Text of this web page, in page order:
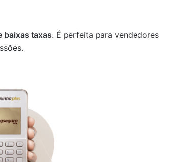
baixas taxas. É perfeita para vendedores